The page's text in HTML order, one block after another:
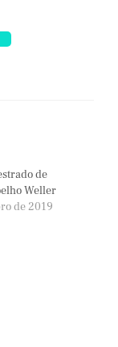
de
Weller
de 2019